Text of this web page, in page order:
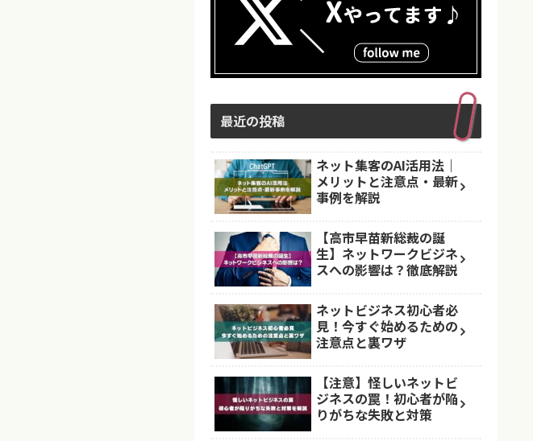
最近の投稿
ネット集客のAI活用法｜
メリットと注意点・最新
事例を解説
【高市早苗新総裁の誕
生】ネットワークビジネ
スへの影響は？徹底解説
ネットビジネス初心者必
見！今すぐ始めるための
注意点と裏ワザ
【注意】怪しいネットビ
ジネスの罠！初心者が陥
りがちな失敗と対策